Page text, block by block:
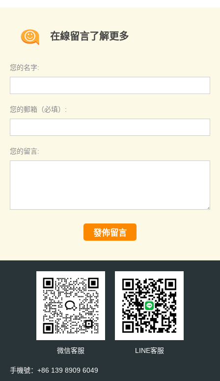
在線留言了解更多
您的名字:
您的郵箱（必填）:
您的留言:
發佈留言
微信客服 LINE客服
手機號：+86 139 8909 6049